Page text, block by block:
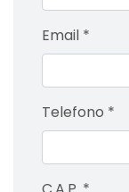
Email *
Telefono *